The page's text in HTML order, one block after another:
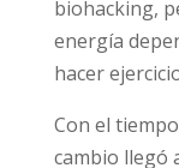
biohacking,
energía
hacer
Con el
cambio llegó